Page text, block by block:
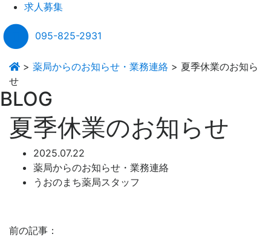
求人募集
095-825-2931
> 薬局からのお知らせ・業務連絡 > 夏季休業のお知ら
せ
BLOG
夏季休業のお知らせ
2025.07.22
薬局からのお知らせ・業務連絡
うおのまち薬局スタッフ
前の記事：